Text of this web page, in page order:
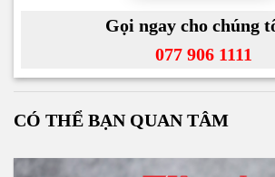
Gọi ngay cho chúng
077 906 1111
CÓ THỂ BẠN QUAN TÂM